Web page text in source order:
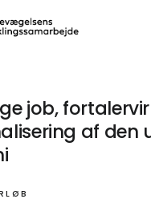
job,
af den